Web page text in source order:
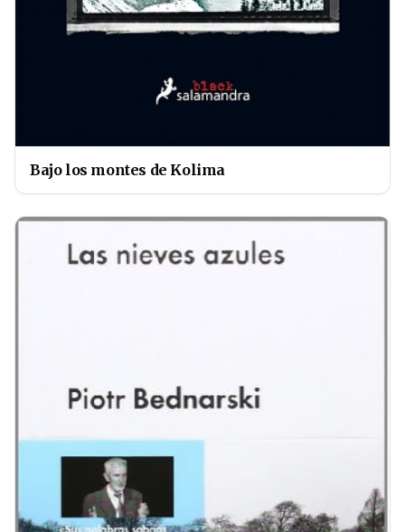
Bajo los montes de Kolima